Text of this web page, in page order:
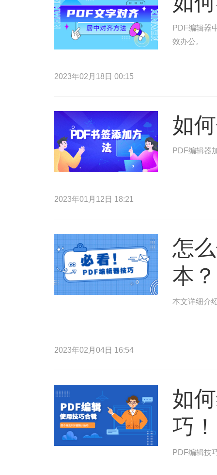
PDF编辑器
效办公。
2023年02月18日 00:15
如
PDF编辑器
2023年01月12日 18:21
怎
本？
本文详细介
2023年02月04日 16:54
如
巧！
PDF编辑技